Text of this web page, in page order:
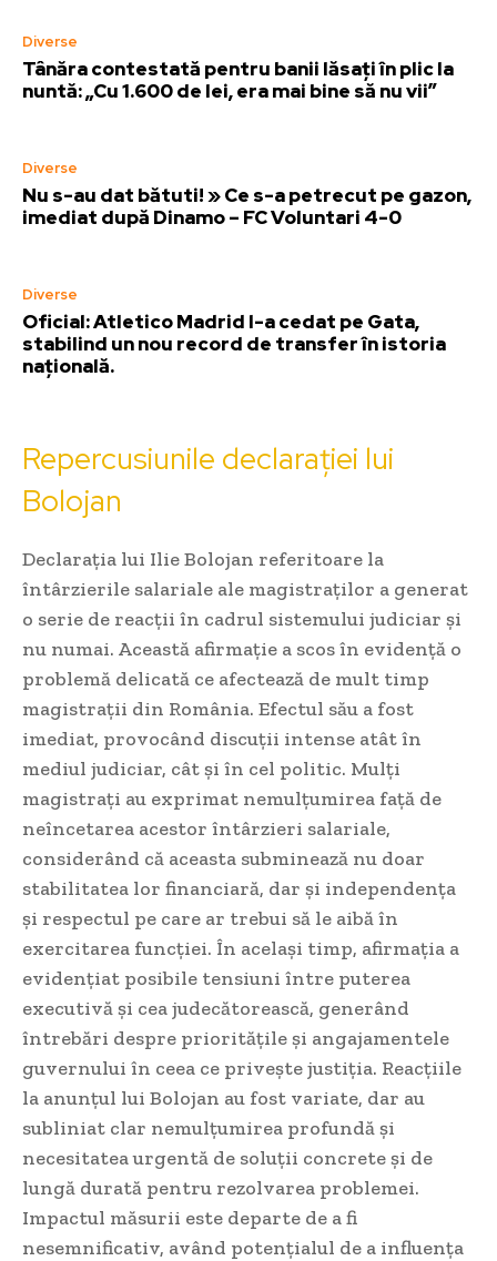
Diverse
Tânăra contestată pentru banii lăsați în plic la
nuntă: „Cu 1.600 de lei, era mai bine să nu vii”
Diverse
Nu s-au dat bătuti! » Ce s-a petrecut pe gazon,
imediat după Dinamo – FC Voluntari 4-0
Diverse
Oficial: Atletico Madrid l-a cedat pe Gata,
stabilind un nou record de transfer în istoria
națională.
Repercusiunile declarației lui
Bolojan
Declarația lui Ilie Bolojan referitoare la
întârzierile salariale ale magistraților a generat
o serie de reacții în cadrul sistemului judiciar și
nu numai. Această afirmație a scos în evidență o
problemă delicată ce afectează de mult timp
magistrații din România. Efectul său a fost
imediat, provocând discuții intense atât în
mediul judiciar, cât și în cel politic. Mulți
magistrați au exprimat nemulțumirea față de
neîncetarea acestor întârzieri salariale,
considerând că aceasta subminează nu doar
stabilitatea lor financiară, dar și independența
și respectul pe care ar trebui să le aibă în
exercitarea funcției. În același timp, afirmația a
evidențiat posibile tensiuni între puterea
executivă și cea judecătorească, generând
întrebări despre prioritățile și angajamentele
guvernului în ceea ce privește justiția. Reacțiile
la anunțul lui Bolojan au fost variate, dar au
subliniat clar nemulțumirea profundă și
necesitatea urgentă de soluții concrete și de
lungă durată pentru rezolvarea problemei.
Impactul măsurii este departe de a fi
nesemnificativ, având potențialul de a influența